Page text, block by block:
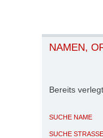
NAMEN,
Bereits
SUCHE NAME
SUCHE STRASSE